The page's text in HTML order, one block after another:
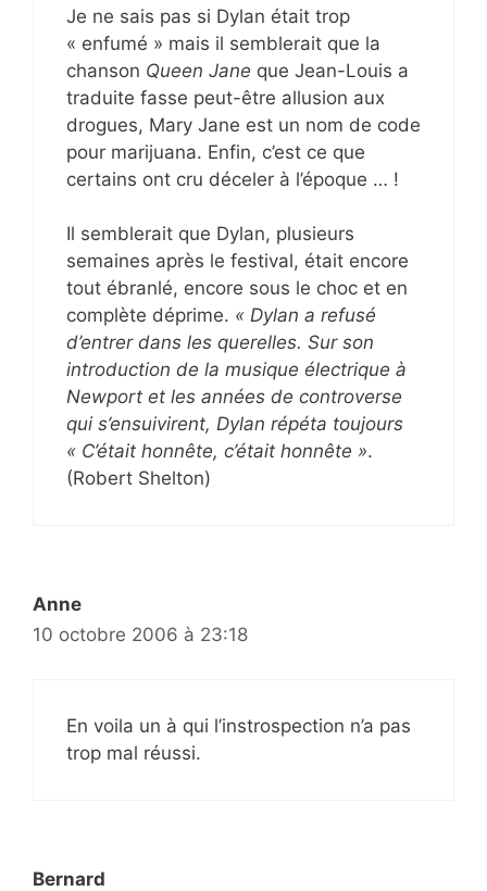
Je ne sais pas si Dylan était trop
« enfumé » mais il semblerait que la
chanson Queen Jane que Jean-Louis a
traduite fasse peut-être allusion aux
drogues, Mary Jane est un nom de code
pour marijuana. Enfin, c’est ce que
certains ont cru déceler à l’époque … !
Il semblerait que Dylan, plusieurs
semaines après le festival, était encore
tout ébranlé, encore sous le choc et en
complète déprime. « Dylan a refusé
d’entrer dans les querelles. Sur son
introduction de la musique électrique à
Newport et les années de controverse
qui s’ensuivirent, Dylan répéta toujours
« C’était honnête, c’était honnête ».
(Robert Shelton)
Anne
10 octobre 2006 à 23:18
En voila un à qui l’instrospection n’a pas
trop mal réussi.
Bernard